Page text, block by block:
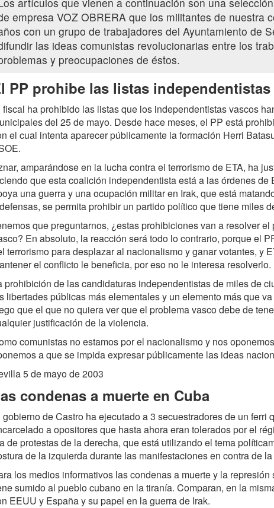
empresa VOZ OBRERA que los militantes de nuestra
con un grupo de trabajadores del Ayuntamiento de
las ideas comunistas revolucionarias entre los
y preocupaciones de éstos.
PP prohibe las listas independentistas
fiscal ha prohibido las listas que los independentistas vascos
del 25 de mayo. Desde hace meses, el PP está
el cual intenta aparecer públicamente la formación Herri
amparándose en la lucha contra el terrorismo de ETA, ha
que esta coalición independentista está a las órdenes de
una guerra y una ocupación militar en Irak, que está
se permita prohibir un partido político que tiene miles
que preguntarnos, ¿estas prohibiciones van a resolver
En absoluto, la reacción será todo lo contrario, porque el
terrorismo para desplazar al nacionalismo y ganar votantes, y
el conflicto le beneficia, por eso no le interesa resolverlo.
prohibición de las candidaturas independentistas de miles de
libertades públicas más elementales y un elemento más que
que el que no quiera ver que el problema vasco debe de
justificación de la violencia.
comunistas no estamos por el nacionalismo y nos
a que se impida expresar públicamente las ideas
5 de mayo de 2003
condenas a muerte en Cuba
gobierno de Castro ha ejecutado a 3 secuestradores de un ferri
a opositores que hasta ahora eran tolerados por el
de protestas de la derecha, que está utilizando el tema
de la izquierda durante las manifestaciones en contra de
los medios informativos las condenas a muerte y la
sumido al pueblo cubano en la tiranía. Comparan, en la
EEUU y España y su papel en la guerra de Irak.